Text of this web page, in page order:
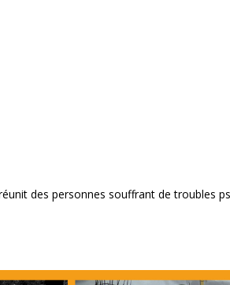
des personnes souffrant de troubles